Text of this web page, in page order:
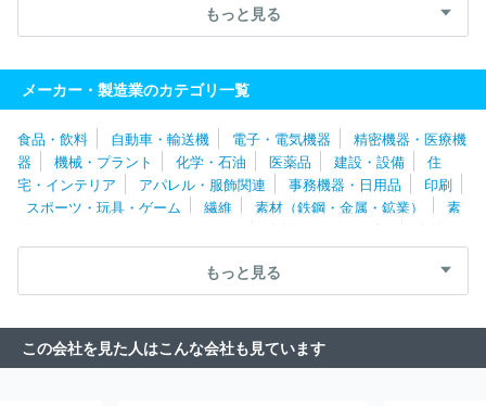
シノブフーズ株式会社
わ
カネ美食品株式会社 いなば食品株式会社
ニコニコのり株式
会社
九鬼産業株式会社 ヤマモリ株式会社
社
月桂冠株式会社 江崎グリコ株式会社
伊那食品工業株式会
社
株式会社オリエンタルベーカリー 株式会社創味食品
はごろ
もフーズ株式会社
アピ株式会社 米久株式会社
株式会社柿安本
店
敷島製パン株式会社 マルサンアイ株式会社
よつ葉乳業株式
日本ハム惣菜株式会社 プライムデリカ株式会社
株式会社ロッテ
株式会社モンテール ヤマサ醬油株式会社
株
式会社藤江
日本コーンスターチ株式会社
イニシオフーズ株式会
社
大栄フーズ株式会社 塩水港精糖株式会社
キリンホールディ
もっと見る
メーカー・製造業のカテゴリ一覧
食品・飲料 自動車・輸送機 電子・電気機器
精密機器・医療機
器
機械・プラント 化学・石油 医薬品 建設・設備
住
宅・インテリア
アパレル・服飾関連 事務機器・日用品
印刷
スポーツ・玩具・ゲーム
繊維 素材（鉄鋼・金属・鉱業）
素
材（ゴム・ガラス・セラミックス）
素材（紙・パルプ）
素材
（その他）
農林・水産 たばこ・飼料 その他
もっと見る
この会社を見た人はこんな会社も見ています